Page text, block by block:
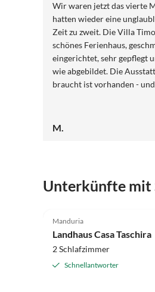
Wir waren jetzt das vierte
hatten wieder eine
Zeit zu zweit. Die Villa
schönes Ferienhaus,
eingerichtet, sehr gepflegt
wie abgebildet. Die
braucht ist vorhanden -
M.
Unterkünfte mit
Manduria
Landhaus Casa Taschira
2 Schlafzimmer
Schnellantworter